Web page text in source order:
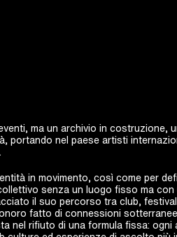
ma un archivio in costruzione,
portando nel paese artisti
in movimento, così come per
senza un luogo fisso ma con
il suo percorso tra club, festival
fatto di connessioni
nel rifiuto di una formula fissa: ogni